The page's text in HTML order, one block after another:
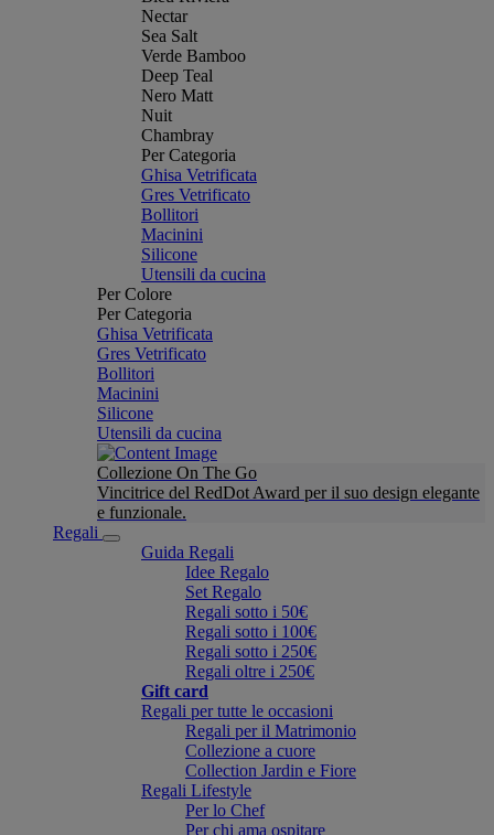
Nectar
Sea Salt
Verde Bamboo
Deep Teal
Nero Matt
Nuit
Chambray
Per Categoria
Ghisa Vetrificata
Gres Vetrificato
Bollitori
Macinini
Silicone
Utensili da cucina
Per Colore
Per Categoria
Ghisa Vetrificata
Gres Vetrificato
Bollitori
Macinini
Silicone
Utensili da cucina
Collezione On The Go
Vincitrice del RedDot Award per il suo design elegante
e funzionale.
Regali
Guida Regali
Idee Regalo
Set Regalo
Regali sotto i 50€
Regali sotto i 100€
Regali sotto i 250€
Regali oltre i 250€
Gift card
Regali per tutte le occasioni
Regali per il Matrimonio
Collezione a cuore
Collection Jardin e Fiore
Regali Lifestyle
Per lo Chef
Per chi ama ospitare